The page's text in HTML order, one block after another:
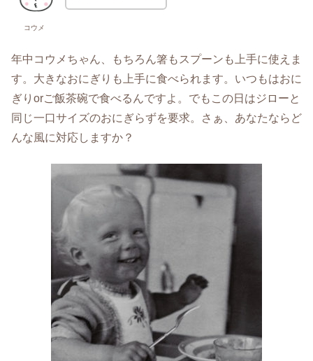
コウメ
年中コウメちゃん、もちろん箸もスプーンも上手に使えま
す。大きなおにぎりも上手に食べられます。いつもはおに
ぎりorご飯茶碗で食べるんですよ。でもこの日はジローと
同じ一口サイズのおにぎらずを要求。さぁ、あなたならど
んな風に対応しますか？